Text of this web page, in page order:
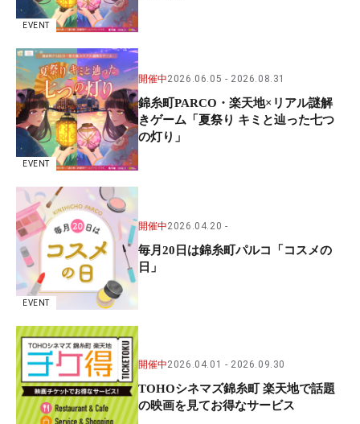
EVENT
EVENT
開催中2026.06.05 2026.08.31
錦糸町PARCO・楽天地×リアル謎解
きゲーム「夏祭り キミと辿った七つ
の灯り」
EVENT
開催中2026.04.20
毎月20日は錦糸町パルコ「コスメの
日」
開催中2026.04.01 2026.09.30
TOHOシネマズ錦糸町 楽天地で話題
の映画を見てお得なサービス